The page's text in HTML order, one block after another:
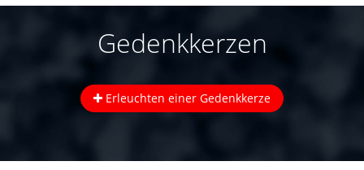
Gedenkkerzen
Erleuchten einer Gedenkkerze